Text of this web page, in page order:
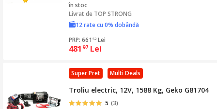
în stoc
Livrat de TOP STRONG
12 rate cu 0% dobândă
PRP: 661 52 Lei
481 97 Lei
Multi Deals
Super Pret
Troliu electric, 12V, 1588 Kg, Geko G81704
5 (3)